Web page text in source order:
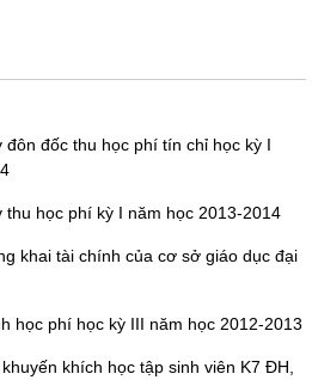
đôn đốc thu học phí tín chỉ học kỳ I
thu học phí kỳ I năm học 2013-2014
khai tài chính của cơ sở giáo dục đại
học phí học kỳ III năm học 2012-2013
khích học tập sinh viên K7 ĐH,